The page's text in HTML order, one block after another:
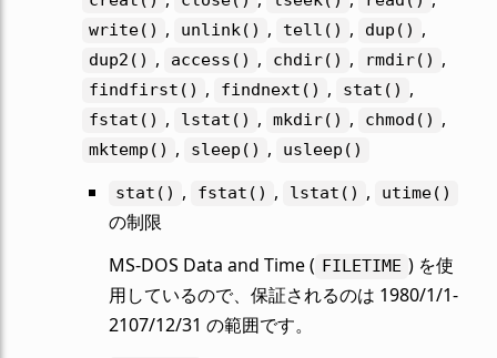
write() , unlink() , tell() , dup() ,
dup2() , access() , chdir() , rmdir() ,
findfirst() , findnext() , stat() ,
fstat() , lstat() , mkdir() , chmod() ,
mktemp() , sleep() , usleep()
stat() , fstat() , lstat() , utime()
の制限
MS-DOS Data and Time ( FILETIME ) を使
用しているので、保証されるのは 1980/1/1-
2107/12/31 の範囲です。